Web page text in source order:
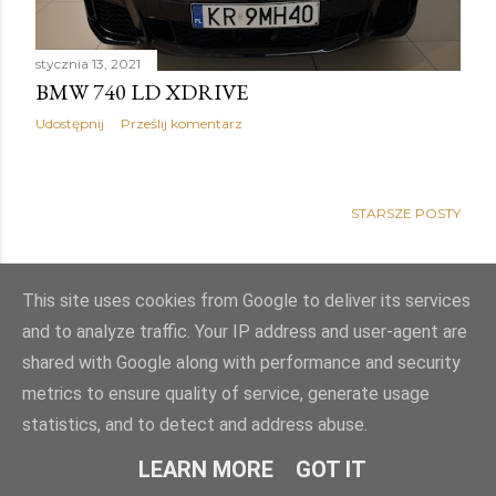
stycznia 13, 2021
BMW 740 LD XDRIVE
Udostępnij Prześlij komentarz
STARSZE POSTY
Obsługiwane przez usługę Blogger
This site uses cookies from Google to deliver its services
and to analyze traffic. Your IP address and user-agent are
shared with Google along with performance and security
metrics to ensure quality of service, generate usage
statistics, and to detect and address abuse.
LEARN MORE GOT IT